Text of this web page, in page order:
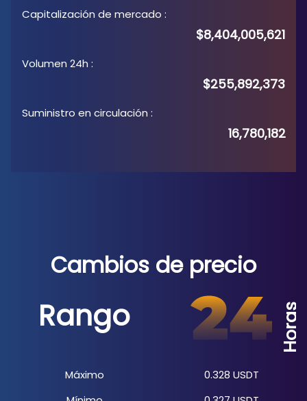
Capitalización de mercado :
$8,404,005,621
Volumen 24h :
$255,892,373
Suministro en circulación :
16,780,182
Cambios de precio
Rango
Máximo
Horas
0.328 USDT